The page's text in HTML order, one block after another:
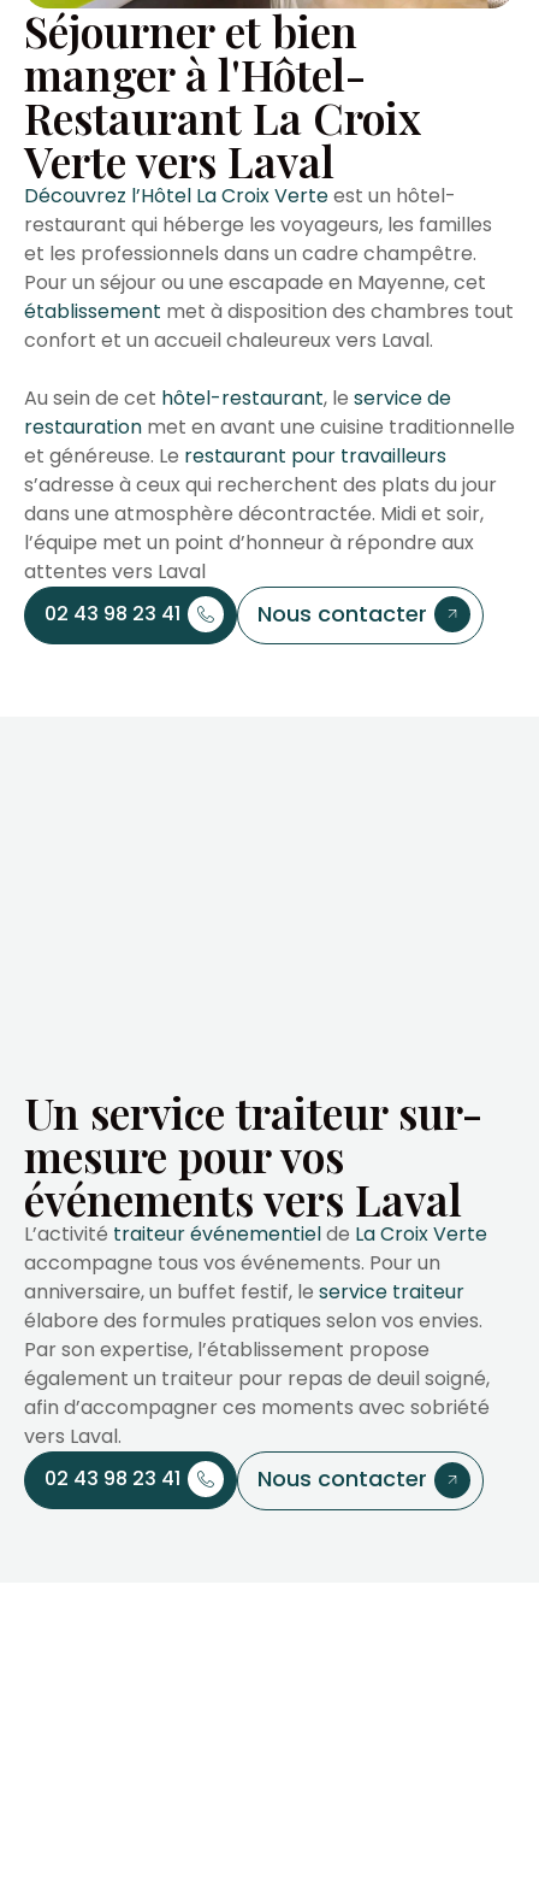
Séjourner et bien
manger à l'Hôtel-
Restaurant La Croix
Verte vers Laval
Découvrez l’Hôtel La Croix Verteest un hôtel-
restaurant qui héberge les voyageurs, les familles
et les professionnels dans un cadre champêtre.
Pour un séjour ou une escapade en Mayenne, cet
établissement met à disposition des chambres tout
confort et un accueil chaleureux vers Laval.
Au sein de cet hôtel-restaurant, le service de
restauration met en avant une cuisine traditionnelle
et généreuse. Le restaurant pour travailleurs
s’adresse à ceux qui recherchent des plats du jour
dans une atmosphère décontractée. Midi et soir,
l’équipe met un point d’honneur à répondre aux
attentes vers Laval
02 43 98 23 41
Nous contacter
Un service traiteur sur-
mesure pour vos
événements vers Laval
L’activité traiteur événementielde La Croix Verte
accompagne tous vos événements. Pour un
anniversaire, un buffet festif, le service traiteur
élabore des formules pratiques selon vos envies.
Par son expertise, l’établissement propose
également un traiteur pour repas de deuil soigné,
afin d’accompagner ces moments avec sobriété
vers Laval.
02 43 98 23 41
Nous contacter